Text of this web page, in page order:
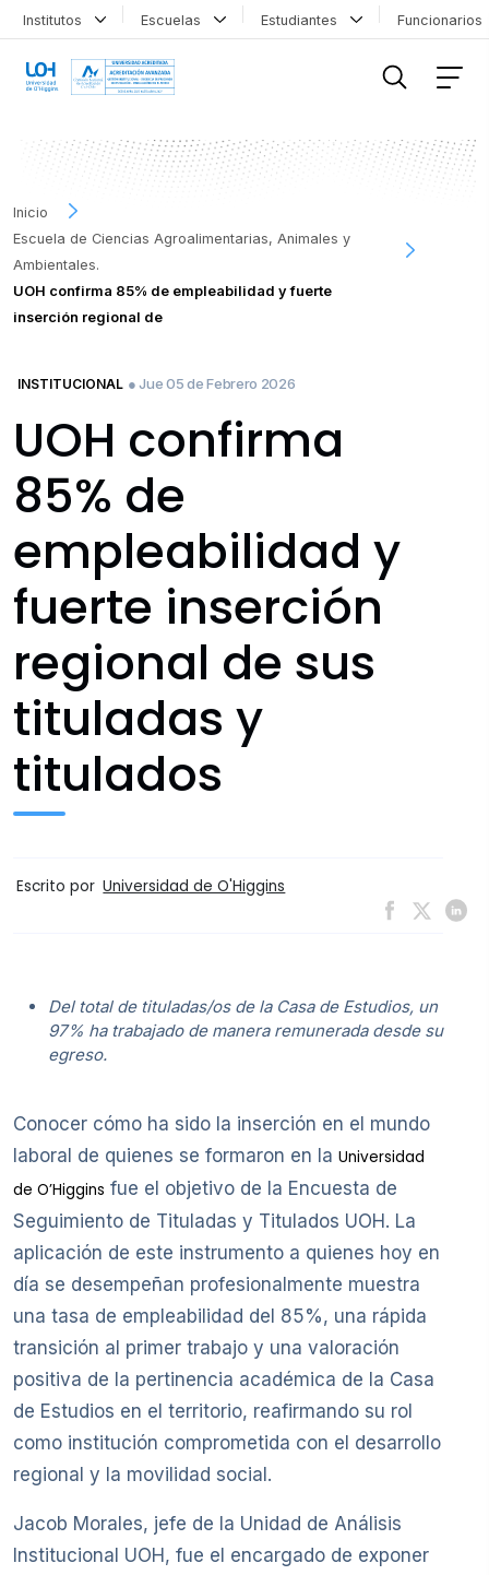
Institutos Escuelas Estudiantes
Inicio
Escuela de Ciencias Agroalimentarias, Animales y
Ambientales.
UOH confirma 85% de empleabilidad y fuerte
inserción regional de
INSTITUCIONAL ● Jue 05 de Febrero 2026
UOH confirma
85% de
empleabilidad y
fuerte inserción
regional de sus
tituladas y
titulados
Escrito por Universidad de O'Higgins
Del total de tituladas/os de la Casa de Estudios, un
97% ha trabajado de manera remunerada desde su
egreso.
Conocer cómo ha sido la inserción en el mundo
laboral de quienes se formaron en la Universidad
de O’Higgins fue el objetivo de la Encuesta de
Seguimiento de Tituladas y Titulados UOH. La
aplicación de este instrumento a quienes hoy en
día se desempeñan profesionalmente muestra
una tasa de empleabilidad del 85%, una rápida
transición al primer trabajo y una valoración
positiva de la pertinencia académica de la Casa
de Estudios en el territorio, reafirmando su rol
como institución comprometida con el desarrollo
regional y la movilidad social.
Jacob Morales, jefe de la Unidad de Análisis
Institucional UOH, fue el encargado de exponer